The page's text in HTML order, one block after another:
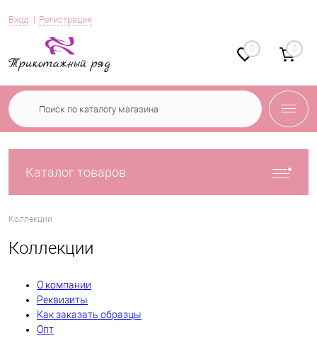
Вход Регистрация
0 0
Каталог товаров
Коллекции
Коллекции
О компании
Реквизиты
Как заказать образцы
Опт